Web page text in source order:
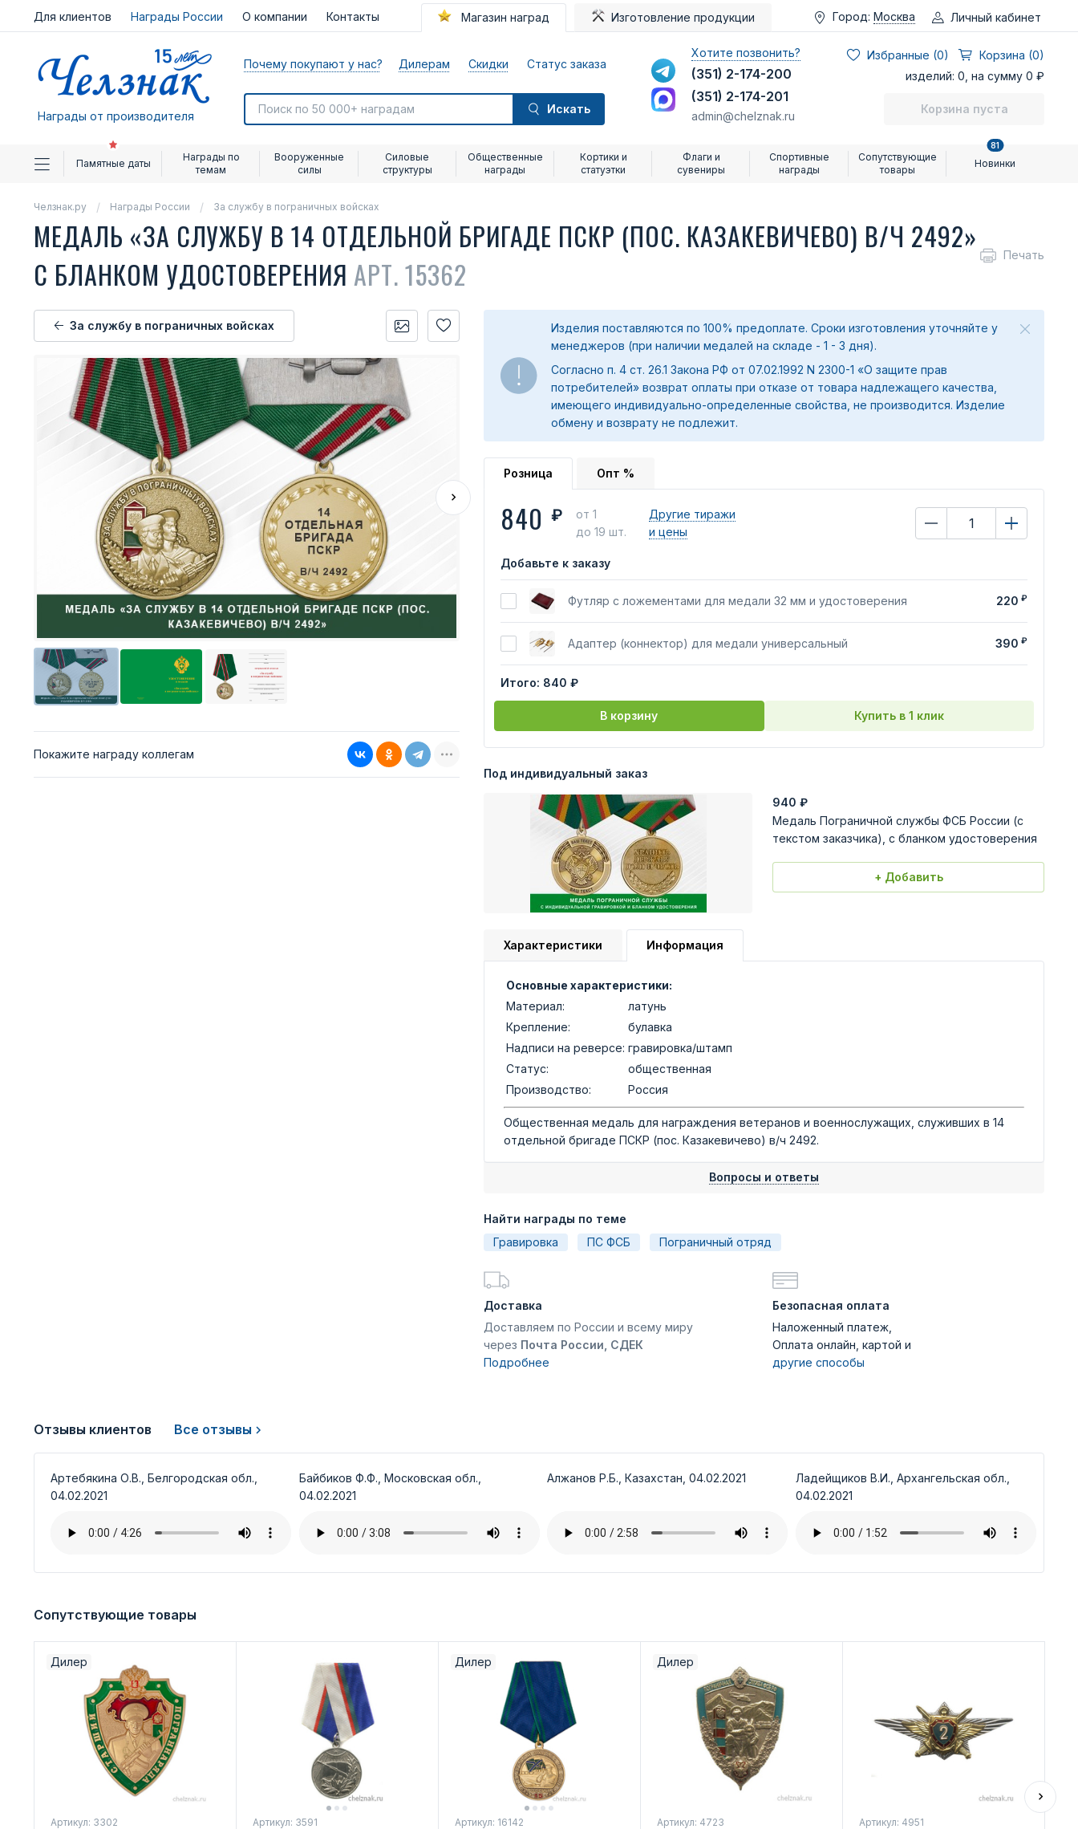
Для клиентов Награды России О компании Контакты Магазин наград Изготовление продукции Город: Москва Личный кабинет
Награды от производителя
Почему покупают у нас? Дилерам Скидки Статус заказа
Искать
Хотите позвонить?
(351) 2-174-200
(351) 2-174-201
admin@chelznak.ru
Избранные (0)
Корзина (0)
изделий: 0, на сумму 0 ₽
Корзина пуста
Памятные даты
Награды по
темам
Вооруженные
силы
Силовые
структуры
Общественные
награды
Кортики и
статуэтки
Флаги и
сувениры
Спортивные
награды
Сопутствующие
товары
Новинки
81
Челзнак.ру Награды России За службу в пограничных войсках
МЕДАЛЬ «ЗА СЛУЖБУ В 14 ОТДЕЛЬНОЙ БРИГАДЕ ПСКР (ПОС. КАЗАКЕВИЧЕВО) В/Ч 2492»
С БЛАНКОМ УДОСТОВЕРЕНИЯ АРТ. 15362
Печать
За службу в пограничных войсках
Покажите награду коллегам
Изделия поставляются по 100% предоплате. Сроки изготовления уточняйте у
менеджеров (при наличии медалей на складе - 1 - 3 дня).
Согласно п. 4 ст. 26.1 Закона РФ от 07.02.1992 N 2300-1 «О защите прав
потребителей» возврат оплаты при отказе от товара надлежащего качества,
имеющего индивидуально-определенные свойства, не производится. Изделие
обмену и возврату не подлежит.
Розница Опт %
840 ₽
от 1
до 19 шт.
Другие тиражи
и цены
Добавьте к заказу
Футляр с ложементами для медали 32 мм и удостоверения 220 ₽
Адаптер (коннектор) для медали универсальный 390 ₽
Итого: 840 ₽
В корзину Купить в 1 клик
Под индивидуальный заказ
940 ₽
Медаль Пограничной службы ФСБ России (с
текстом заказчика), с бланком удостоверения
+ Добавить
Характеристики Информация
Основные характеристики:
Материал:
латунь
Крепление:
булавка
Надписи на реверсе: гравировка/штамп
Статус:
общественная
Производство:
Россия
Общественная медаль для награждения ветеранов и военнослужащих, служивших в 14
отдельной бригаде ПСКР (пос. Казакевичево) в/ч 2492.
Вопросы и ответы
Найти награды по теме
Гравировка
ПС ФСБ Пограничный отряд
Доставка
Доставляем по России и всему миру
через Почта России, СДЕК
Подробнее
Безопасная оплата
Наложенный платеж,
Оплата онлайн, картой и
другие способы
Отзывы клиентов Все отзывы
Артебякина О.В., Белгородская обл.,
04.02.2021
Байбиков Ф.Ф., Московская обл.,
04.02.2021
Алжанов Р.Б., Казахстан, 04.02.2021
Ладейщиков В.И., Архангельская обл.,
04.02.2021
Сопутствующие товары
Дилер
Артикул: 3302 Артикул: 3591
Дилер
Артикул: 16142
Дилер
Артикул: 4723 Артикул: 4951